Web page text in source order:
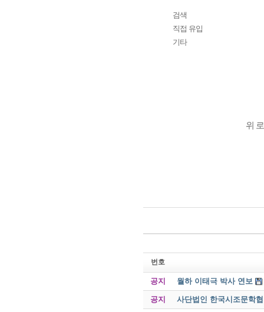
검색
직접 유입
기타
위
번호
공지 월하 이태극 박사 연보
공지 사단법인 한국시조문학